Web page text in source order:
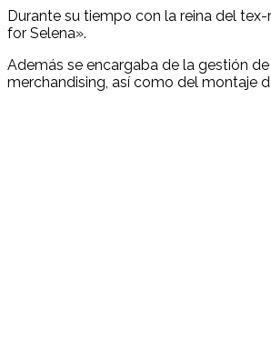
Durante su tiempo con la reina del
for Selena».
Además se encargaba de la gestión
merchandising, así como del montaje